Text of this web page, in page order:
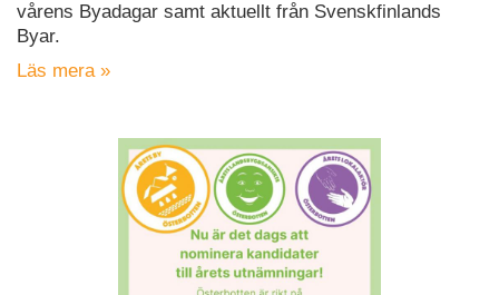
vårens Byadagar samt aktuellt från Svenskfinlands
Byar.
Läs mera »